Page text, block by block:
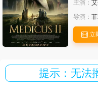
主演：
导演：
立
提示：无法